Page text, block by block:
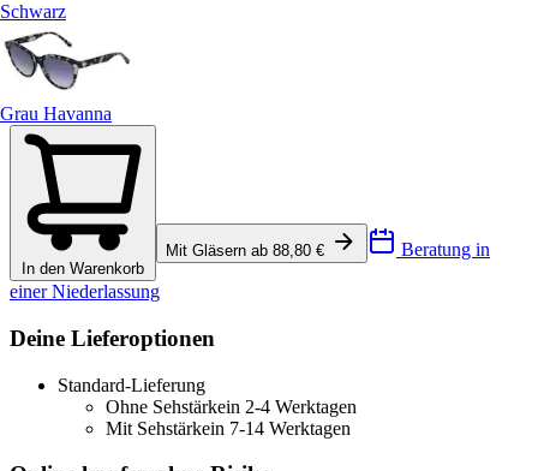
Schwarz
Grau Havanna
In den Warenkorb
Mit Gläsern ab 88,80 € Beratung in
einer Niederlassung
Deine Lieferoptionen
Standard-Lieferung
Ohne Sehstärkein 2-4 Werktagen
Mit Sehstärkein 7-14 Werktagen